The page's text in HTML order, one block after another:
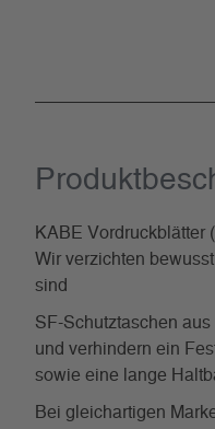
KABE Vordruckblätter
Wir verzichten
sind
SF-Schutztaschen
und verhindern ein
sowie eine lange
Bei gleichartigen